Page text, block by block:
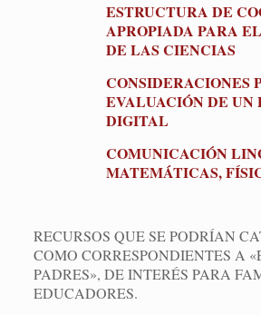
ESTRUCTURA DE
APROPIADA PARA
DE LAS CIENCIAS
CONSIDERACIONES
EVALUACIÓN DE UN
DIGITAL
COMUNICACIÓN
MATEMÁTICAS,
RECURSOS QUE SE PODRÍAN
COMO CORRESPONDIENTES A
PADRES», DE INTERÉS PARA
EDUCADORES.